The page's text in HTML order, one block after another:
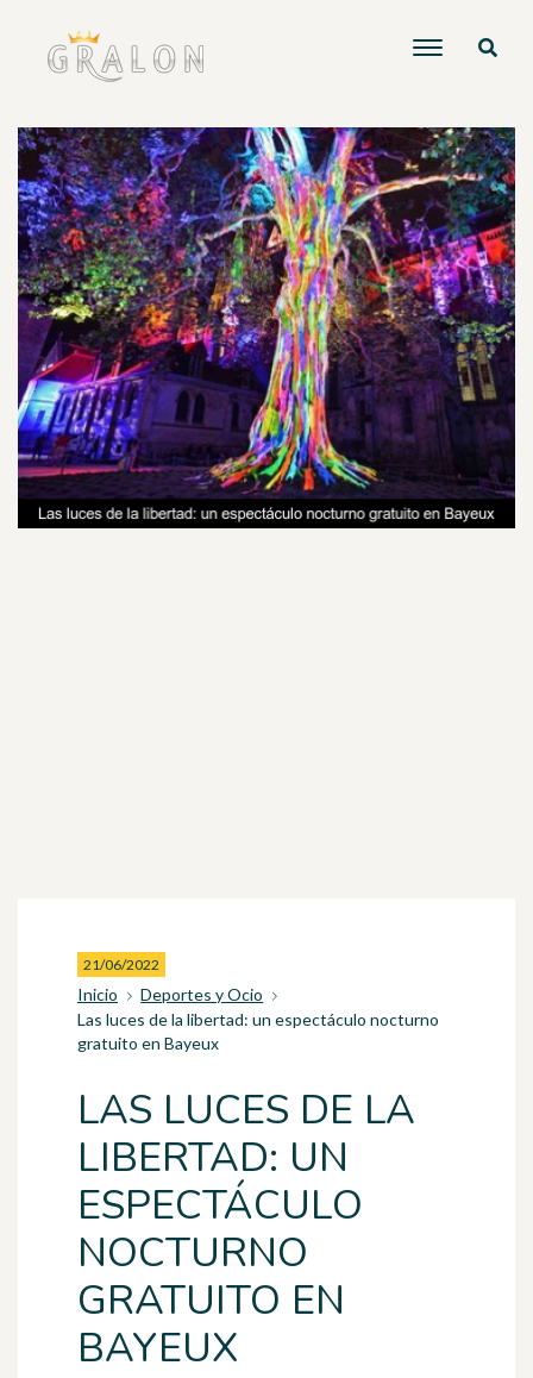
21/06/2022
Inicio
Deportes y Ocio
Las luces de la libertad: un espectáculo nocturno
gratuito en Bayeux
LAS LUCES DE LA
LIBERTAD: UN
ESPECTÁCULO
NOCTURNO
GRATUITO EN
BAYEUX